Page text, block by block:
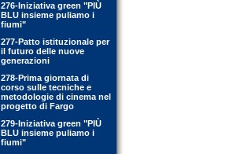
276-Iniziativa green "PIÙ
BLU insieme puliamo i
fiumi"
277-Patto istituzionale per
il futuro delle nuove
generazioni
278-Prima giornata di
corso sulle tecniche e
metodologie di cinema nel
progetto di Fargo
279-Iniziativa green "PIÙ
BLU insieme puliamo i
fiumi"